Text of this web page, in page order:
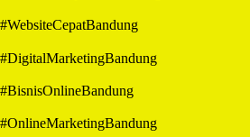
#WebsiteCepatBandung
#DigitalMarketingBandung
#BisnisOnlineBandung
#OnlineMarketingBandung